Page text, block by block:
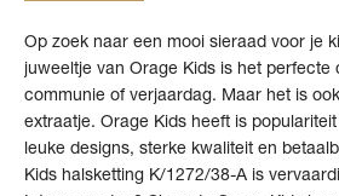
Op zoek naar een mooi sieraad voor je
juweeltje van Orage Kids is het perfecte
communie of verjaardag. Maar het is
extraatje. Orage Kids heeft is
leuke designs, sterke kwaliteit en
Kids halsketting K/1272/38-A is